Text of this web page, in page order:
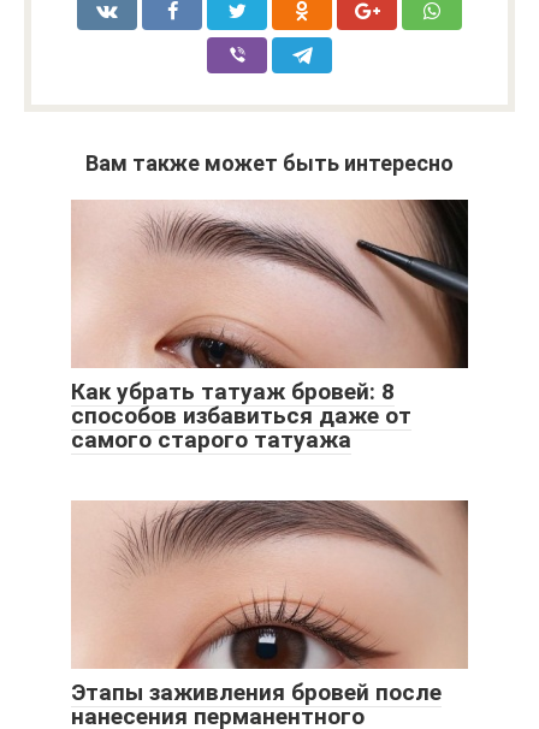
Вам также может быть интересно
Как убрать татуаж бровей: 8
способов избавиться даже от
самого старого татуажа
Этапы заживления бровей после
нанесения перманентного